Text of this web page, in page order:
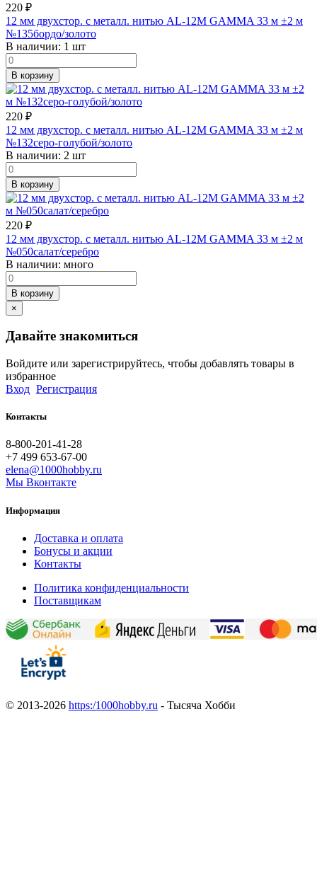
220 ₽
12 мм двухстор. с металл. нитью AL-12M GAMMA 33 м ±2 м
№135бордо/золото
В наличии: 1 шт
В корзину
220 ₽
12 мм двухстор. с металл. нитью AL-12M GAMMA 33 м ±2 м
№132серо-голубой/золото
В наличии: 2 шт
В корзину
220 ₽
12 мм двухстор. с металл. нитью AL-12M GAMMA 33 м ±2 м
№050салат/серебро
В наличии: много
В корзину
×
Давайте знакомиться
Войдите или зарегистрируйтесь, чтобы добавлять товары в
избранное
Вход Регистрация
Контакты
8-800-201-41-28
+7 499 653-67-00
elena@1000hobby.ru
Мы Вконтакте
Информация
Доставка и оплата
Бонусы и акции
Контакты
Политика конфиденциальности
Поставщикам
© 2013-2026 https:/1000hobby.ru - Тысяча Хобби